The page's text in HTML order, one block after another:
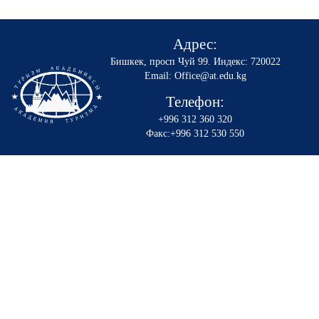
Адрес:
Бишкек, просп Чуй 99. Индекс: 720022
Email: Office@at.edu.kg
Телефон:
+996 312 360 320
Факс:+996 312 530 550